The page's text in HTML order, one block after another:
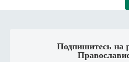
Подпишитесь на